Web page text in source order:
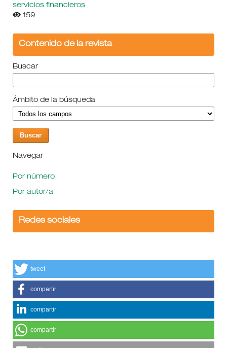
servicios financieros
159
Contenido de la revista
Buscar
Ámbito de la búsqueda
Navegar
Por número
Por autor/a
Redes sociales
tweet
compartir
compartir
compartir